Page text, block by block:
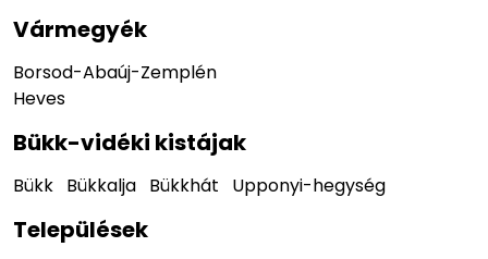
Vármegyék
Borsod-Abaúj-Zemplén
Heves
Bükk-vidéki kistájak
Bükk Bükkalja Bükkhát Upponyi-hegység
Települések